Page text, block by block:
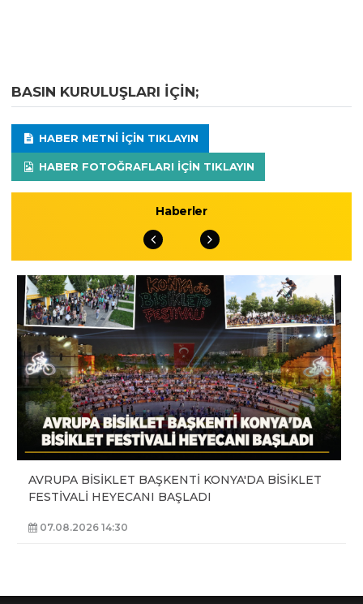
BASIN KURULUŞLARI IÇIN;
HABER METNI IÇIN TIKLAYIN
HABER FOTOĞRAFLARI IÇIN TIKLAYIN
Haberler
AVRUPA BİSİKLET BAŞKENTİ KONYA'DA BİSİKLET
FESTİVALİ HEYECANI BAŞLADI
07.08.2026 14:30